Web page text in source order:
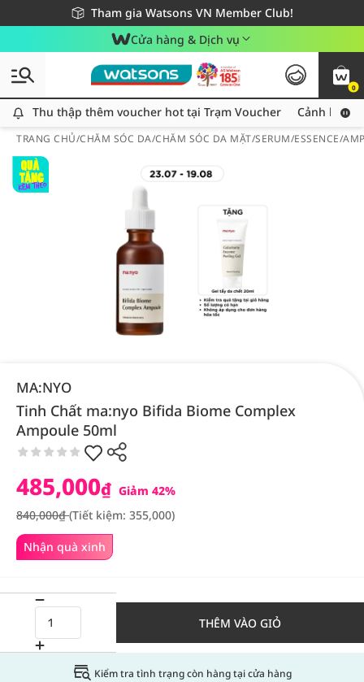
Tham gia Watsons VN Member Club!
Miễn phí giao hàng cho đơn hàng từ 249,000Đ
Giao hàng nhanh 24h - Áp dụng khu vực TP. Hồ Chí Minh
Cửa hàng & Dịch vụ
0
Thu thập thêm voucher hot tại Trạm Voucher
Thu thập thêm voucher hot tại Trạm Voucher Cảnh báo
TRANG CHỦ/CHĂM SÓC DA/CHĂM SÓC DA MẶT/SERUM/ESSENCE/
MA:NYO
Tinh Chất ma:nyo Bifida Biome Complex
Ampoule 50ml
Nhận quà xinh
485,000₫ Giảm 42%
840,000₫(Tiết kiệm: 355,000)
THÊM VÀO GIỎ
Kiểm tra tình trạng còn hàng tại cửa hàng